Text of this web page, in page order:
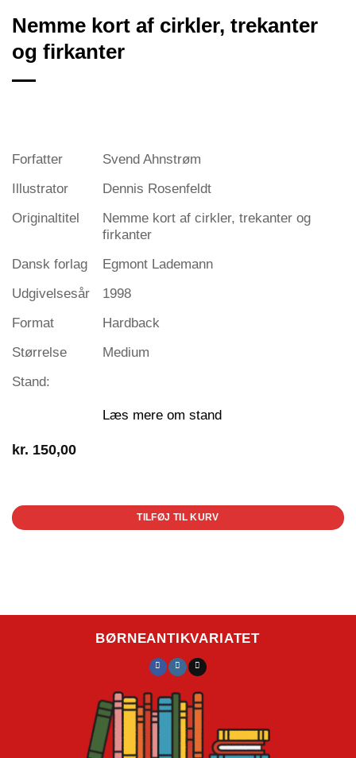
Nemme kort af cirkler, trekanter
og firkanter
Forfatter
Svend Ahnstrøm
Illustrator
Dennis Rosenfeldt
Originaltitel
Nemme kort af cirkler, trekanter og
firkanter
Dansk forlag
Egmont Lademann
Udgivelsesår
1998
Format
Hardback
Størrelse
Medium
Stand:
Læs mere om stand
kr. 150,00
TILFØJ TIL KURV
BØRNEANTIKVARIATET